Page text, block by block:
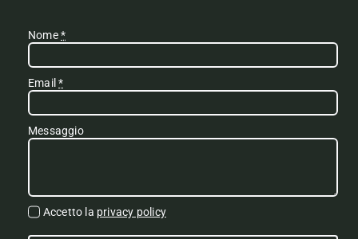
Nome*
Email*
Messaggio
Accetto la privacy policy